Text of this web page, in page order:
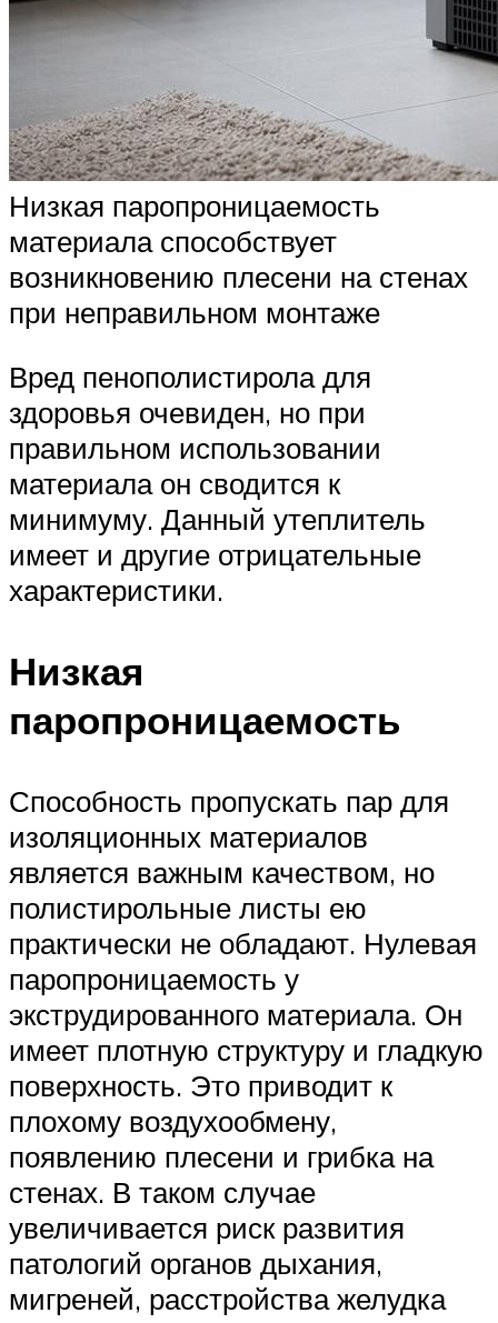
Низкая паропроницаемость
материала способствует
возникновению плесени на стенах
при неправильном монтаже
Вред пенополистирола для
здоровья очевиден, но при
правильном использовании
материала он сводится к
минимуму. Данный утеплитель
имеет и другие отрицательные
характеристики.
Низкая
паропроницаемость
Способность пропускать пар для
изоляционных материалов
является важным качеством, но
полистирольные листы ею
практически не обладают. Нулевая
паропроницаемость у
экструдированного материала. Он
имеет плотную структуру и гладкую
поверхность. Это приводит к
плохому воздухообмену,
появлению плесени и грибка на
стенах. В таком случае
увеличивается риск развития
патологий органов дыхания,
мигреней, расстройства желудка